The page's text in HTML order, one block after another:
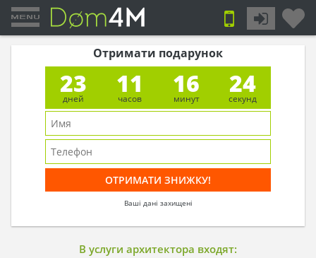
Отримати подарунок
23
дней
11
часов
16
минут
23
секунд
Ваші дані захищені
В услуги архитектора входят: